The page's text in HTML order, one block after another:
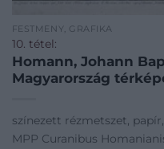
FESTMÉNY, GRAFIKA
10. tétel:
Homann, Johann
Magyarország
színezett rézmetszet,
MPP Curanibus